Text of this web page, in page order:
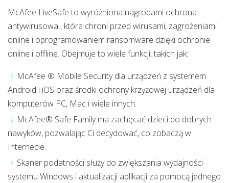
McAfee LiveSafe to wyróżniona nagrodami ochrona
antywirusowa , która chroni przed wirusami, zagrożeniami
online i oprogramowaniem ransomware dzięki ochronie
online i offline. Obejmuje to wiele funkcji, takich jak:
McAfee ® Mobile Security dla urządzeń z systemem
Android i iOS oraz środki ochrony krzyżowej urządzeń dla
komputerów PC, Mac i wiele innych.
McAfee® Safe Family ma zachęcać dzieci do dobrych
nawyków, pozwalając Ci decydować, co zobaczą w
Internecie.
Skaner podatności służy do zwiększania wydajności
systemu Windows i aktualizacji aplikacji za pomocą jednego